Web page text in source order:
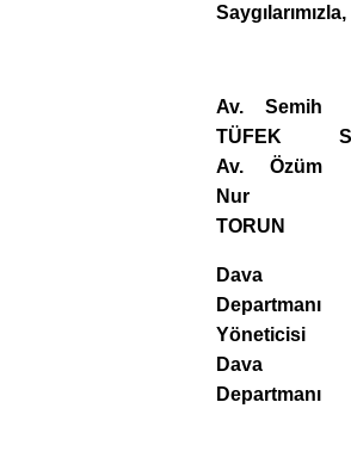
Saygılarımızla,
Av. Semih
TÜFEK
Av. Özüm
Nur
TORUN
Dava
Departmanı
Yöneticisi
Dava
Departmanı